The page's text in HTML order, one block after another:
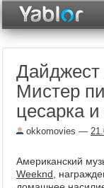
Дайджест
Мистер
цесарка
okkomovies —
Американский
Weeknd ,